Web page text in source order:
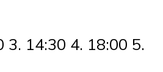
3. 14:30 4. 18:00 5.